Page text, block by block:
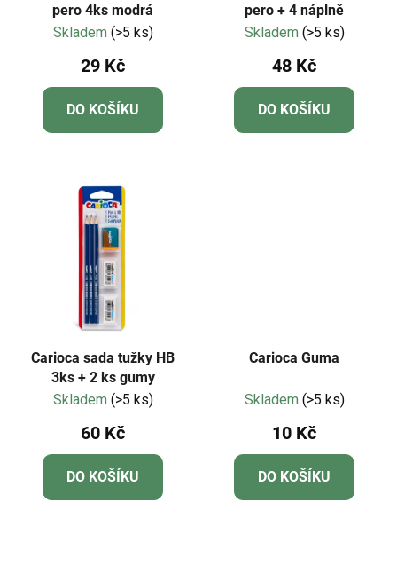
pero 4ks modrá
Skladem (>5 ks)
29 Kč
DO KOŠÍKU
pero + 4 náplně
Skladem (>5 ks)
48 Kč
DO KOŠÍKU
Carioca sada tužky HB
3ks + 2 ks gumy
Skladem (>5 ks)
60 Kč
DO KOŠÍKU
Carioca Guma
Skladem (>5 ks)
10 Kč
DO KOŠÍKU